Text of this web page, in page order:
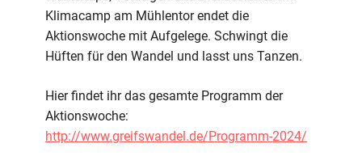
Klimacamp am Mühlentor endet die
Aktionswoche mit Aufgelege. Schwingt die
Hüften für den Wandel und lasst uns Tanzen.
Hier findet ihr das gesamte Programm der
Aktionswoche:
http://www.greifswandel.de/Programm-2024/